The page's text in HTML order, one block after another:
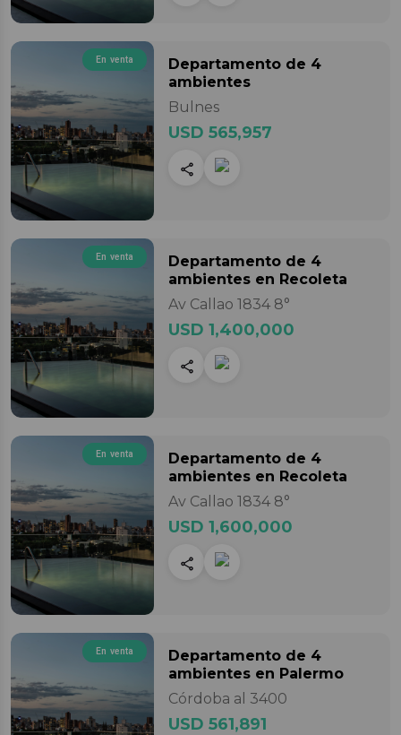
En venta Departamento de 4
ambientes
Bulnes
USD 565,957
En venta Departamento de 4
ambientes en Recoleta
Av Callao 1834 8°
USD 1,400,000
En venta Departamento de 4
ambientes en Recoleta
Av Callao 1834 8°
USD 1,600,000
En venta Departamento de 4
ambientes en Palermo
Córdoba al 3400
USD 561,891